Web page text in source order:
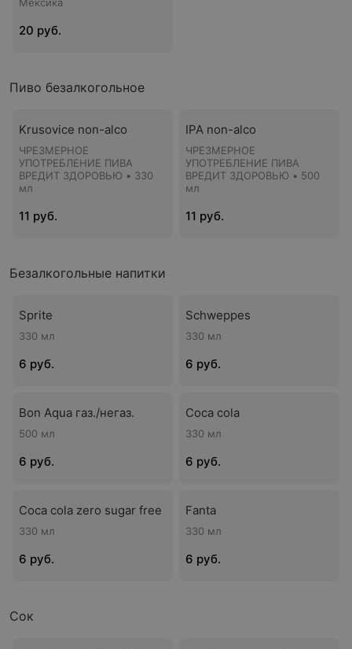
20 руб.
Пиво безалкогольное
Krusovice non-alco
ЧРЕЗМЕРНОЕ
УПОТРЕБЛЕНИЕ ПИВА
ВРЕДИТ ЗДОРОВЬЮ • 330
мл
11 руб.
IPA non-alco
ЧРЕЗМЕРНОЕ
УПОТРЕБЛЕНИЕ ПИВА
ВРЕДИТ ЗДОРОВЬЮ • 500
мл
11 руб.
Безалкогольные напитки
Sprite
330 мл
6 руб.
Schweppes
330 мл
6 руб.
Bon Aqua газ./негаз.
500 мл
6 руб.
Coca cola
330 мл
6 руб.
Coca cola zero sugar free
330 мл
6 руб.
Fanta
330 мл
6 руб.
Сок